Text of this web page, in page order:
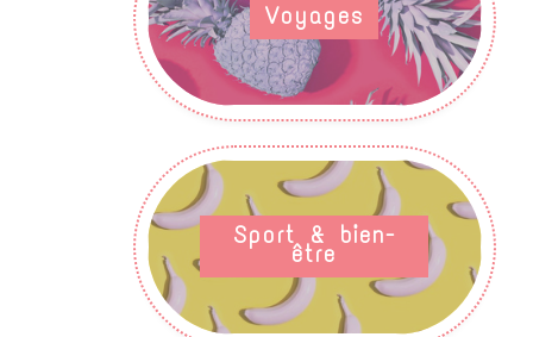
Voyages
Sport & bien-
être